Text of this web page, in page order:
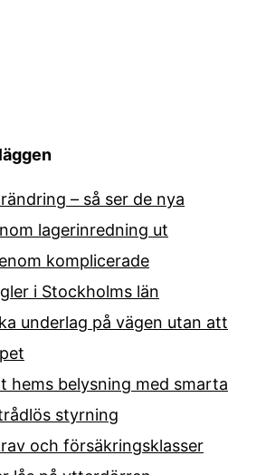
– så ser de nya
lagerinredning ut
komplicerade
i Stockholms län
underlag på vägen utan att
hems belysning med smarta
styrning
och försäkringsklasser